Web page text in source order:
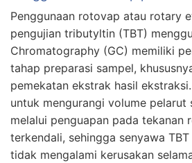
Penggunaan rotovap atau rotary
pengujian tributyltin (TBT)
Chromatography (GC) memiliki
tahap preparasi sampel,
pemekatan ekstrak hasil
untuk mengurangi volume pelarut
melalui penguapan pada tekanan
terkendali, sehingga senyawa
tidak mengalami kerusakan